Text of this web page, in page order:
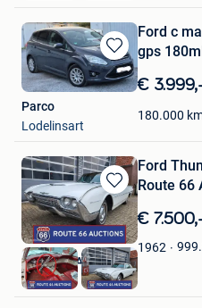
Bewaren
in
Mijn
Favorieten
Ford c
gps
€
180.000
Parco
Lodelinsart
Bewaren
in
Mijn
Favorieten
Ford
Route 66
€
1962
Route 66 Auctions
Waalwijk